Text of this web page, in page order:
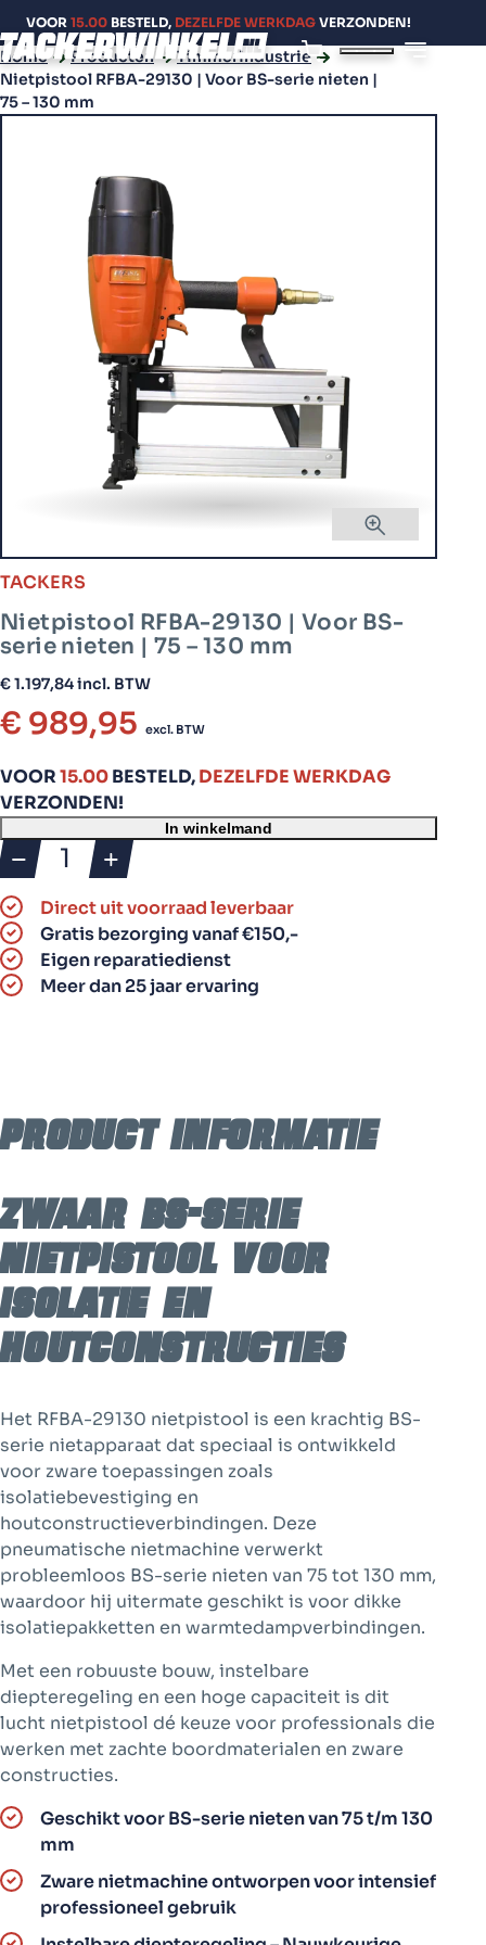
VOOR15.00 BESTELD, DEZELFDE WERKDAG VERZONDEN!
Home Producten
Timmerindustrie
Nietpistool RFBA-29130 | Voor BS-serie nieten |
75 – 130 mm
TACKERS
Nietpistool RFBA-29130 | Voor BS-
serie nieten | 75 – 130 mm
€1.197,84incl. BTW
€ 989,95 excl. BTW
VOOR15.00BESTELD,DEZELFDE WERKDAG
VERZONDEN!
Nietpistool
RFBA-
29130
|
Voor
BS-
–
130
aantal
In winkelmand
Direct uit voorraad leverbaar
Gratis bezorging vanaf €150,-
Eigen reparatiedienst
Meer dan 25 jaar ervaring
Product informatie
Zwaar BS-serie
nietpistool voor
isolatie en
houtconstructies
Het RFBA-29130 nietpistool is een krachtig BS-
serie nietapparaat dat speciaal is ontwikkeld
voor zware toepassingen zoals
isolatiebevestiging en
houtconstructieverbindingen. Deze
pneumatische nietmachine verwerkt
probleemloos BS-serie nieten van 75 tot 130 mm,
waardoor hij uitermate geschikt is voor dikke
isolatiepakketten en warmtedampverbindingen.
Met een robuuste bouw, instelbare
diepteregeling en een hoge capaciteit is dit
lucht nietpistool dé keuze voor professionals die
werken met zachte boordmaterialen en zware
constructies.
Geschikt voor BS-serie nieten van 75 t/m 130
mm
Zware nietmachine ontworpen voor intensief
professioneel gebruik